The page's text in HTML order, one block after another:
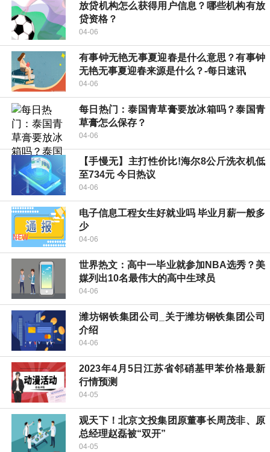
放贷机构怎么获得用户信息？哪些机构有放
贷资格？
04-06
有事钟无艳无事夏迎春是什么意思？有事钟
无艳无事夏迎春来源是什么？-每日速讯
04-06
每日热门：泰国青草膏要放冰箱吗？泰国青
草膏怎么保存？
04-06
【手慢无】主打性价比!海尔8公斤洗衣机低
至734元 今日热议
04-06
电子信息工程女生好就业吗 毕业月薪一般多
少
04-06
世界热文：高中一毕业就参加NBA选秀？美
媒列出10名最伟大的高中生球员
04-06
潍坊钢铁集团公司_关于潍坊钢铁集团公司
介绍
04-06
2023年4月5日江苏省邻硝基甲苯价格最新
行情预测
04-05
观天下！北京文投集团原董事长周茂非、原
总经理赵磊被“双开”
04-05